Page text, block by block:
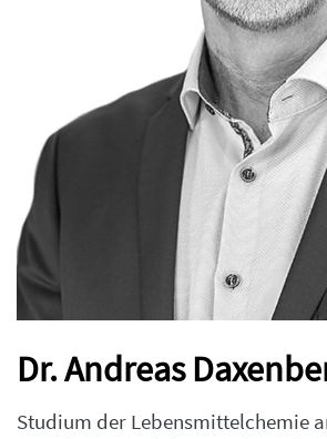
Dr. Andreas
Studium der Lebensmittelchemie